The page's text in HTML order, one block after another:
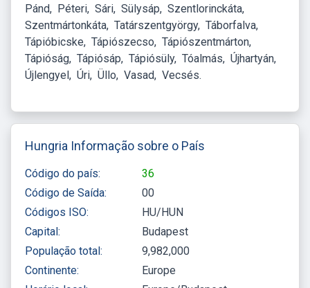
Pánd
Péteri Sári Sülysáp
Szentlorinckáta
Szentmártonkáta Tatárszentgyörgy Táborfalva
Tápióbicske
Tápiószecso
Tápiószentmárton
Tápióság Tápiósáp Tápiósüly Tóalmás
Újhartyán
Újlengyel Úri Üllo Vasad Vecsés
Hungria Informação sobre o País
Código do país:
36
Código de Saída:
00
Códigos ISO:
HU/HUN
Capital:
Budapest
População total:
9,982,000
Continente:
Europe